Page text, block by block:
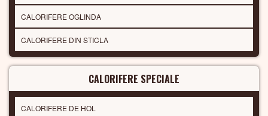
CALORIFERE OGLINDA
CALORIFERE DIN STICLA
CALORIFERE SPECIALE
CALORIFERE DE HOL